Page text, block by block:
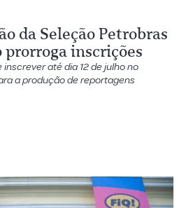
da Seleção Petrobras
prorroga inscrições
até dia 12 de julho no
a produção de reportagens